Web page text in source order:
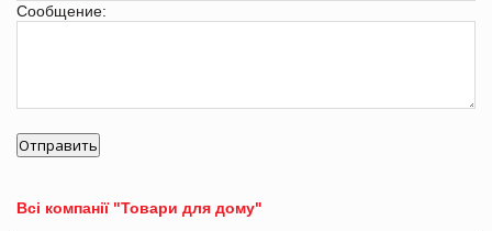
Сообщение:
Всі компанії "Товари для дому"